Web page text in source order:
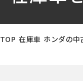
TOP 在庫車 ホンダの中